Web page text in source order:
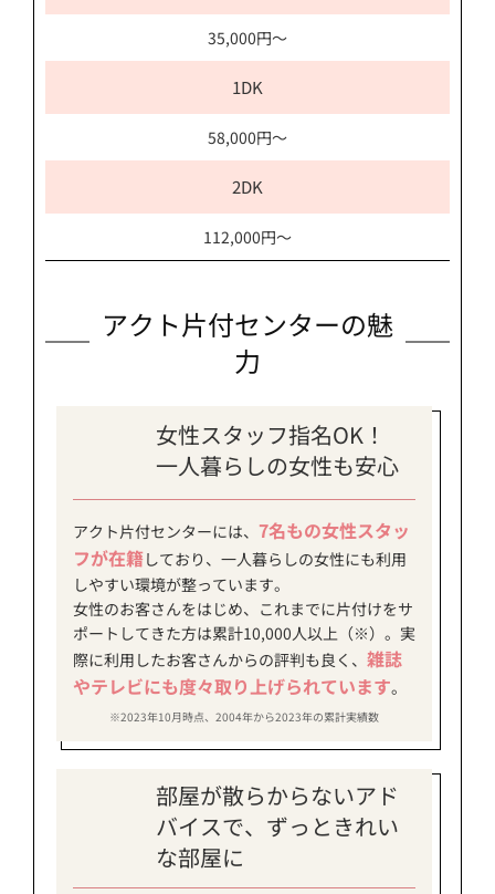
35,000円～
1DK
58,000円～
2DK
112,000円～
アクト片付センターの魅
力
女性スタッフ指名OK！
一人暮らしの女性も安心
アクト片付センターには、 7名もの女性スタッ
フが在籍しており、一人暮らしの女性にも利用
しやすい環境が整っています。
女性のお客さんをはじめ、これまでに片付けをサ
ポートしてきた方は累計10,000人以上（※）。実
際に利用したお客さんからの評判も良く、 雑誌
やテレビにも度々取り上げられています。
※2023年10月時点、2004年から2023年の累計実績数
部屋が散らからないアド
バイスで、ずっときれい
な部屋に